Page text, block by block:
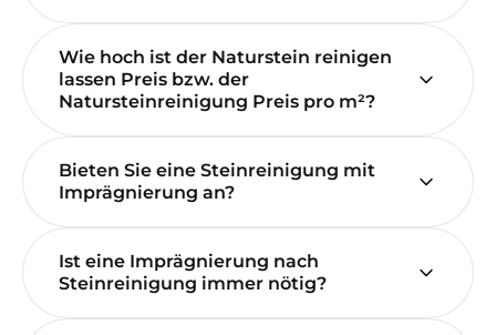
Wie hoch ist der Naturstein reinigen
lassen Preis bzw. der
Natursteinreinigung Preis pro m²?
Bieten Sie eine Steinreinigung mit
Imprägnierung an?
Ist eine Imprägnierung nach
Steinreinigung immer nötig?